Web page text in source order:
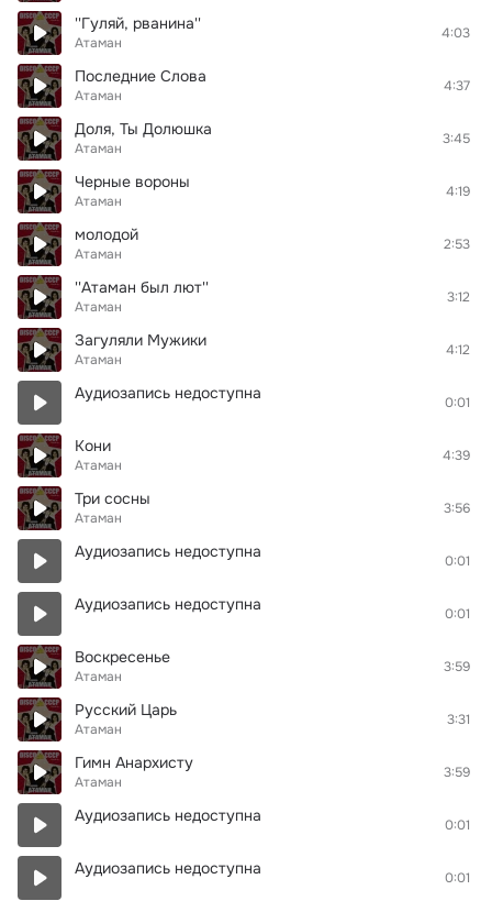
''Гуляй, рванина''
Атаман
4:03
Последние Слова
Атаман
4:37
Доля, Ты Долюшка
Атаман
3:45
Черные вороны
Атаман
4:19
молодой
Атаман
2:53
''Атаман был лют''
Атаман
3:12
Загуляли Мужики
Атаман
4:12
Аудиозапись недоступна 0:01
Кони
Атаман
4:39
Три сосны
Атаман
3:56
Аудиозапись недоступна 0:01
Аудиозапись недоступна 0:01
Воскресенье
Атаман
3:59
Русский Царь
Атаман
3:31
Гимн Анархисту
Атаман
3:59
Аудиозапись недоступна 0:01
Аудиозапись недоступна 0:01